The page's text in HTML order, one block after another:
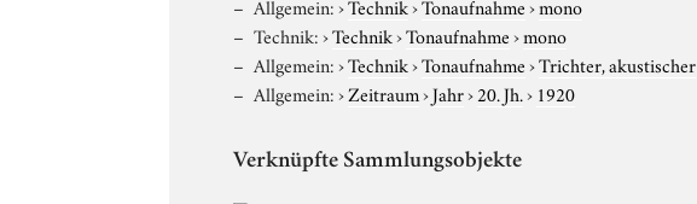
Allgemein:›Technik›Tonaufnahme›mono
Technik:›Technik›Tonaufnahme›mono
Allgemein:›Technik›Tonaufnahme›Trichter, akustischer
Allgemein:›Zeitraum›Jahr›20. Jh.› 1920
Verknüpfte Sammlungsobjekte